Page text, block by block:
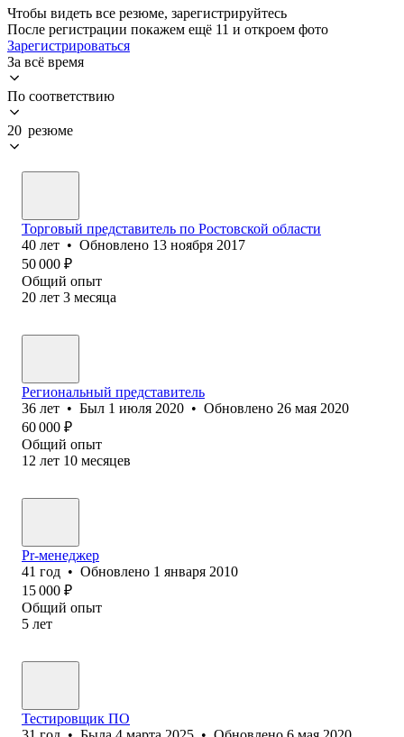
Чтобы видеть все резюме, зарегистрируйтесь
После регистрации покажем ещё 11 и откроем фото
Зарегистрироваться
За всё время
По соответствию
20 резюме
Торговый представитель по Ростовской области
40 лет • Обновлено 13 ноября 2017
50 000 ₽
Общий опыт
20 лет 3 месяца
Региональный представитель
36 лет • Был 1 июля 2020 • Обновлено 26 мая 2020
60 000 ₽
Общий опыт
12 лет 10 месяцев
Pr-менеджер
41 год • Обновлено 1 января 2010
15 000 ₽
Общий опыт
5 лет
Тестировщик ПО